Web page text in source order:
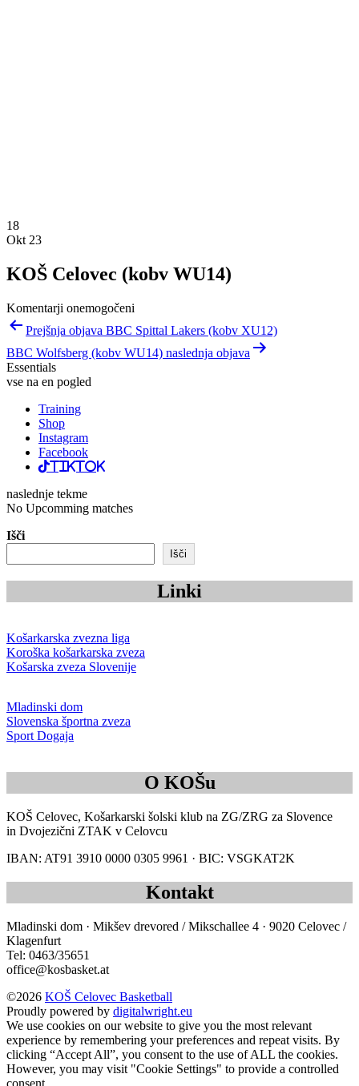
18
Okt 23
KOŠ Celovec (kobv WU14)
Komentarji onemogočeni
Navigacija
prispevka
Prejšnja objava BBC Spittal Lakers (kobv XU12)
BBC Wolfsberg (kobv WU14) naslednja objava
Essentials
vse na en pogled
Training
Shop
Instagram
Facebook
TikTok
naslednje tekme
No Upcomming matches
Išči
Išči
Linki
Košarkarska zvezna liga
Koroška košarkarska zveza
Košarska zveza Slovenije
Mladinski dom
Slovenska športna zveza
Sport Dogaja
O KOŠu
KOŠ Celovec, Košarkarski šolski klub na ZG/ZRG za Slovence
in Dvojezični ZTAK v Celovcu
IBAN: AT91 3910 0000 0305 9961 · BIC: VSGKAT2K
Kontakt
Mladinski dom · Mikšev drevored / Mikschallee 4 · 9020 Celovec /
Klagenfurt
Tel: 0463/35651
office@kosbasket.at
©2026 KOŠ Celovec Basketball
Proudly powered by digitalwright.eu
We use cookies on our website to give you the most relevant
experience by remembering your preferences and repeat visits. By
clicking “Accept All”, you consent to the use of ALL the cookies.
However, you may visit "Cookie Settings" to provide a controlled
consent.